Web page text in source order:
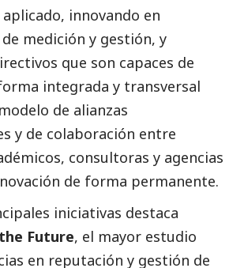
innovando en
medición y gestión, y
que son capaces de
integrada y transversal
de alianzas
y de colaboración entre
consultoras y agencias
de forma permanente.
iniciativas destaca
Future, el mayor estudio
en reputación y gestión de